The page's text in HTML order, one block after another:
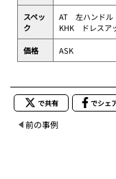
スペッ
ク
AT 左ハンド
KHK ドレスア
価格 ASK
で共有 でシェ
前の事例